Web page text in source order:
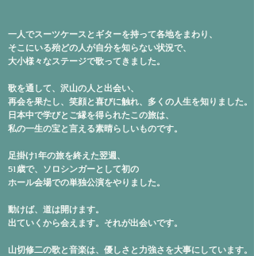
一人でスーツケースとギターを持って各地をまわり、
そこにいる殆どの人が自分を知らない状況で、
大小様々なステージで歌ってきました。
歌を通して、沢山の人と出会い、
再会を果たし、笑顔と喜びに触れ、多くの人生を知りました。
​日本中で学びとご縁を得られたこの旅は、
私の一生の宝と言える素晴らしいものです。
足掛け1年の旅を終えた翌週、
51歳で、ソロシンガーとして初の
ホール会場での単独公演をやりました。
動けば、道は開けます。
出ていくから会えます。それが出会いです。
山切修二の歌と音楽は、優しさと力強さを大事にしています。